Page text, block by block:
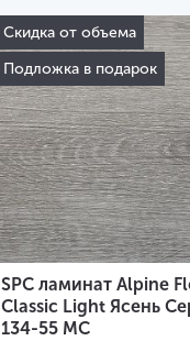
Скидка от объема
Подложка в подарок
SPC ламинат Alpine
Classic Light Ясень
134-55 MC